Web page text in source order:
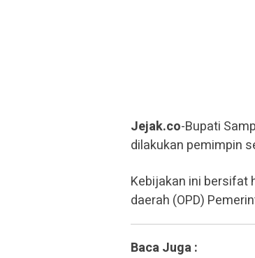
Jejak.co-Bupati
dilakukan pemimpin
Kebijakan ini bersifat
daerah (OPD)
Baca Juga :